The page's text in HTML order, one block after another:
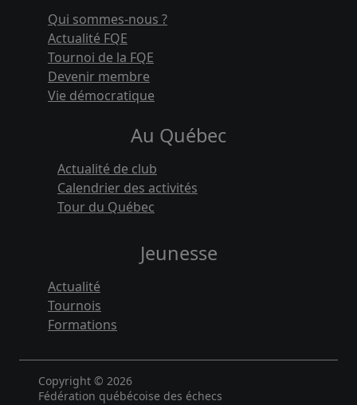
Qui sommes-nous ?
Actualité FQE
Tournoi de la FQE
Devenir membre
Vie démocratique
Au Québec
Actualité de club
Calendrier des activités
Tour du Québec
Jeunesse
Actualité
Tournois
Formations
Copyright © 2026
Fédération québécoise des échecs